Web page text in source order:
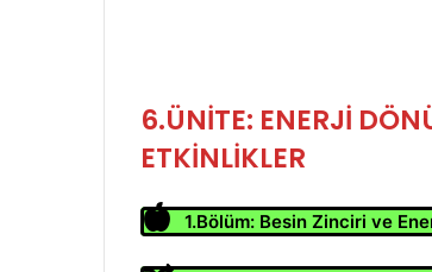
6.ÜNİTE: ENERJİ
ETKİNLİKLER
1.Bölüm: Besin Zinciri ve